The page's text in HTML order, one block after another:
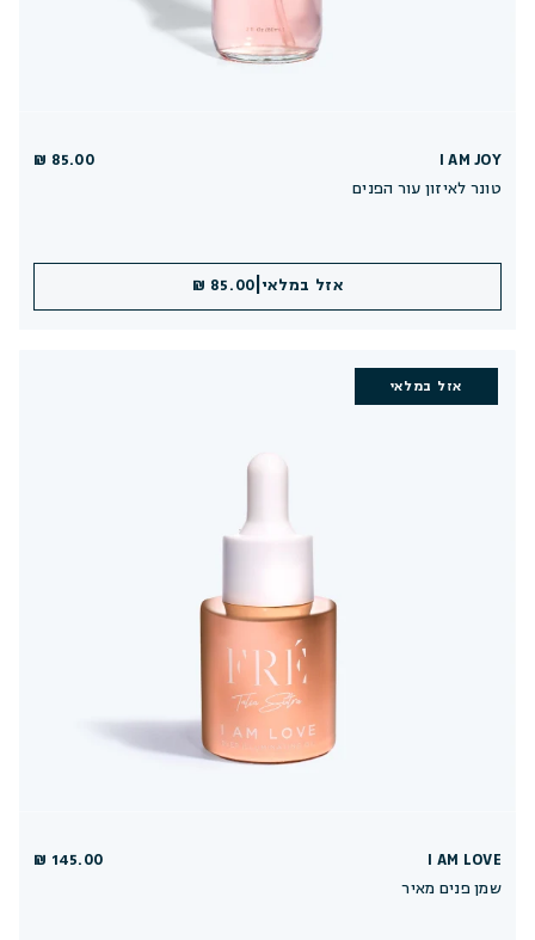
I AM JOY
טונר לאיזון עור הפנים
85.00 ₪
אזל במלאי 85.00 ₪
אזל במלאי
I AM LOVE
שמן פנים מאיר
145.00 ₪